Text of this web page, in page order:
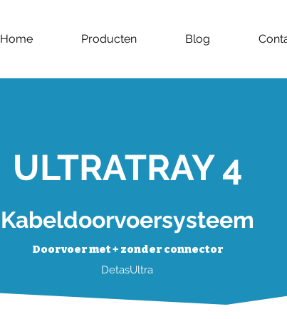
Home Producten Blog
Kabeldoorvoersysteem
Doorvoer met + zonder connector
DetasUltra
ULTRATRAY 4